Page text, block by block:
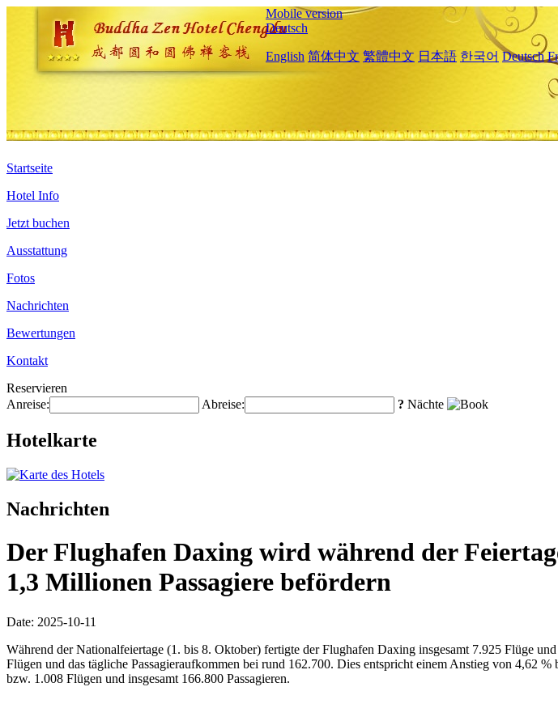
Mobile version
Deutsch
English 简体中文 繁體中文 日本語 한국어 Deutsch
Startseite
Hotel Info
Jetzt buchen
Ausstattung
Fotos
Nachrichten
Bewertungen
Kontakt
Reservieren
Anreise:
Abreise: ? Nächte
Hotelkarte
Nachrichten
Der Flughafen Daxing wird während der
1,3 Millionen Passagiere befördern
Date: 2025-10-11
Während der Nationalfeiertage (1. bis 8. Oktober) fertigte der Flughafen Daxing insgesamt 7.925 Flüge
Flügen und das tägliche Passagieraufkommen bei rund 162.700. Dies entspricht einem Anstieg von 4,62
bzw. 1.008 Flügen und insgesamt 166.800 Passagieren.